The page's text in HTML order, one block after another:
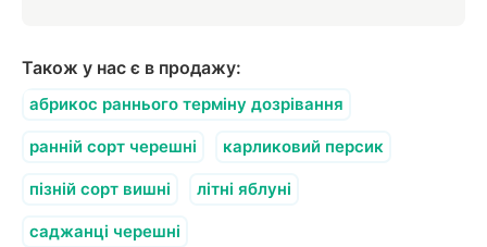
Також у нас є в продажу:
абрикос раннього терміну дозрівання
ранній сорт черешні карликовий персик
пізній сорт вишні літні яблуні
саджанці черешні